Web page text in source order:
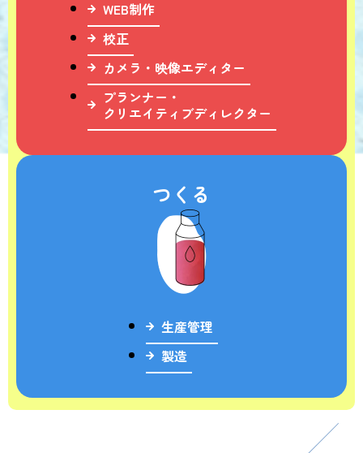
WEB制作
校正
カメラ・映像エディター
プランナー・
クリエイティブディレクター
つくる
生産管理
製造